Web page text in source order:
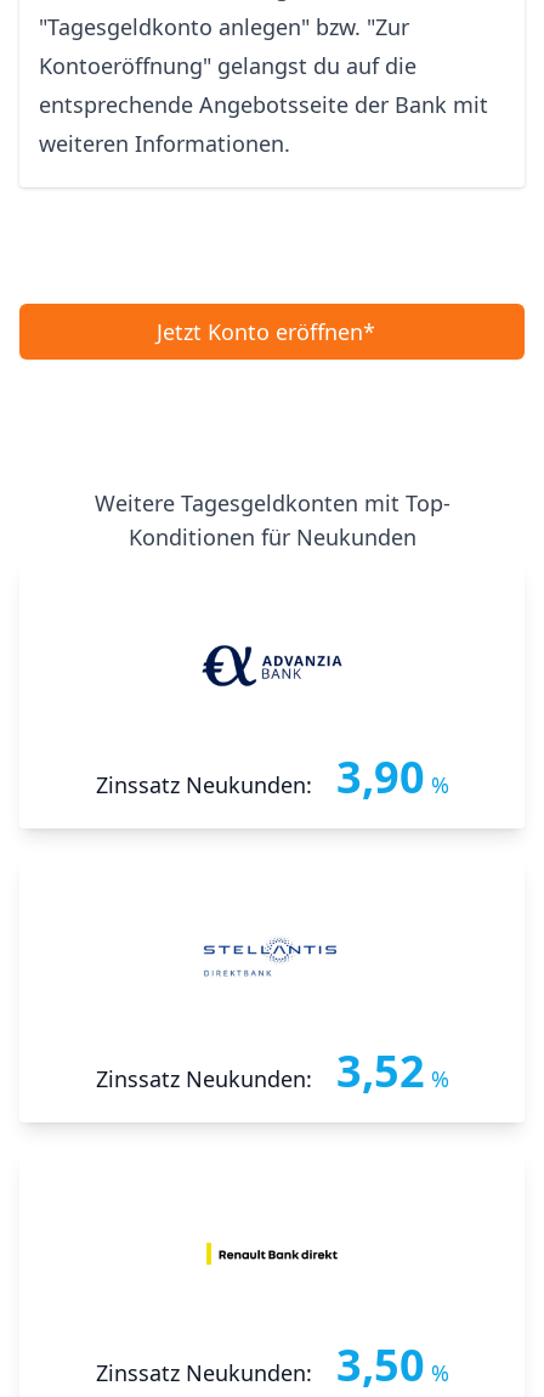
"Tagesgeldkonto anlegen" bzw. "Zur
Kontoeröffnung" gelangst du auf die
entsprechende Angebotsseite der Bank mit
weiteren Informationen.
Jetzt Konto eröffnen*
Weitere Tagesgeldkonten mit Top-
Konditionen für Neukunden
Zinssatz Neukunden: 3,90 %
Zinssatz Neukunden: 3,52 %
Zinssatz Neukunden: 3,50 %